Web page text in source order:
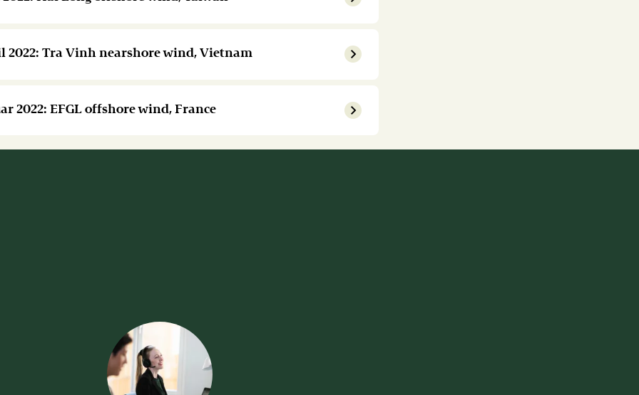
2022: Tra Vinh nearshore wind, Vietnam
2022: EFGL offshore wind, France